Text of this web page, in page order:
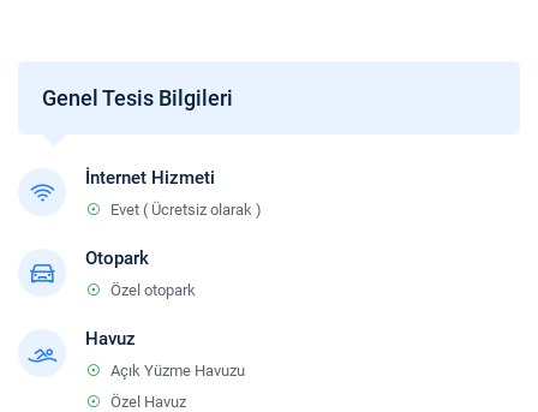
Genel Tesis Bilgileri
İnternet Hizmeti
Evet ( Ücretsiz olarak )
Otopark
Özel otopark
Havuz
Açık Yüzme Havuzu
Özel Havuz